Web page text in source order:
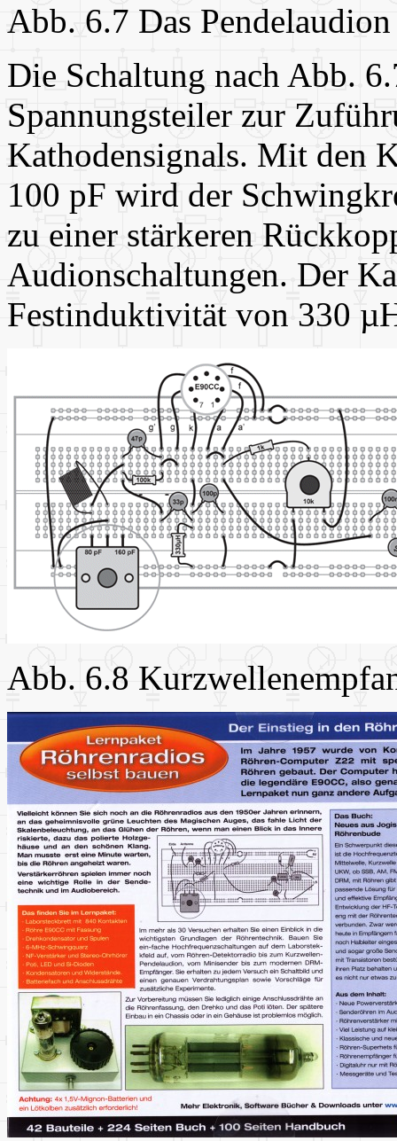
Abb. 6.7 Das Pendelaudion
Die Schaltung nach Abb.
Spannungsteiler zur
Kathodensignals. Mit den
100 pF wird der
zu einer stärkeren
Audionschaltungen. Der
Festinduktivität von 330
Abb. 6.8